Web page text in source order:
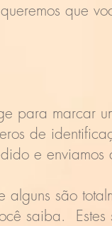
que
para marcar
de
e enviamos
são
saiba. Estes